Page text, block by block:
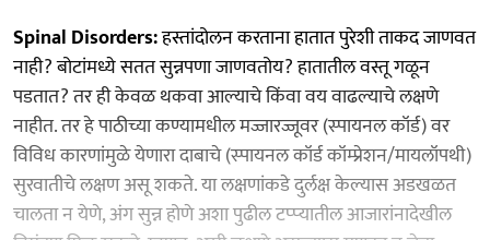
Spinal Disorders:हस्तांदोलन करताना हातात पुरेशी ताकद जाणवत
नाही? बोटांमध्ये सतत सुन्नपणा जाणवतोय? हातातील वस्तू गळून
पडतात? तर ही केवळ थकवा आल्‍याचे किंवा वय वाढल्‍याचे लक्षणे
नाहीत. तर हे पाठीच्या कण्यामधील मज्जारज्जूवर (स्‍पायनल कॉर्ड) वर
विविध कारणांमुळे येणारा दाबाचे (स्‍पायनल कॉर्ड कॉम्प्रेशन/मायलॉपथी)
सुरवातीचे लक्षण असू शकते. या लक्षणांकडे दुर्लक्ष केल्यास अडखळत
चालता न येणे, अंग सुन्न होणे अशा पुढील टप्‍प्‍यातील आजारांनादेखील